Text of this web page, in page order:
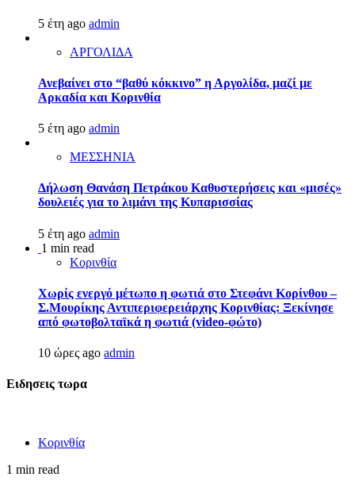
5 έτη ago admin
ΑΡΓΟΛΙΔΑ
Ανεβαίνει στο “βαθύ κόκκινο” η Αργολίδα, μαζί με
Αρκαδία και Κορινθία
5 έτη ago admin
ΜΕΣΣΗΝΙΑ
Δήλωση Θανάση Πετράκου Καθυστερήσεις και «μισές»
δουλειές για το λιμάνι της Κυπαρισσίας
5 έτη ago admin
1 min read
Κορινθία
Χωρίς ενεργό μέτωπο η φωτιά στο Στεφάνι Κορίνθου –
Σ.Μουρίκης Αντιπεριφερειάρχης Κορινθίας: Ξεκίνησε
από φωτοβολταϊκά η φωτιά (video-φώτο)
10 ώρες ago admin
Ειδησεις τωρα
Κορινθία
1 min read